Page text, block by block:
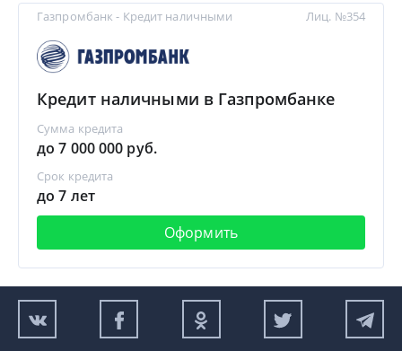
Газпромбанк - Кредит наличными
Кредит наличными в Газпромбанке
Сумма кредита
до 7 000 000 руб.
Срок кредита
до 7 лет
Оформить
Лиц. №354